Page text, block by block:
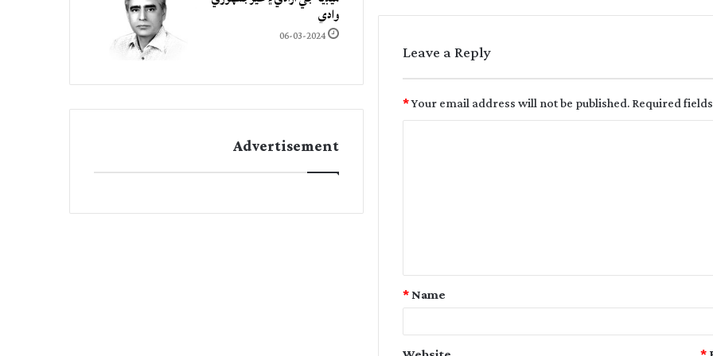
Leave a Reply
Your email address will not be published.Required
*
Name
*
وادي
06-03-2024
Advertisement